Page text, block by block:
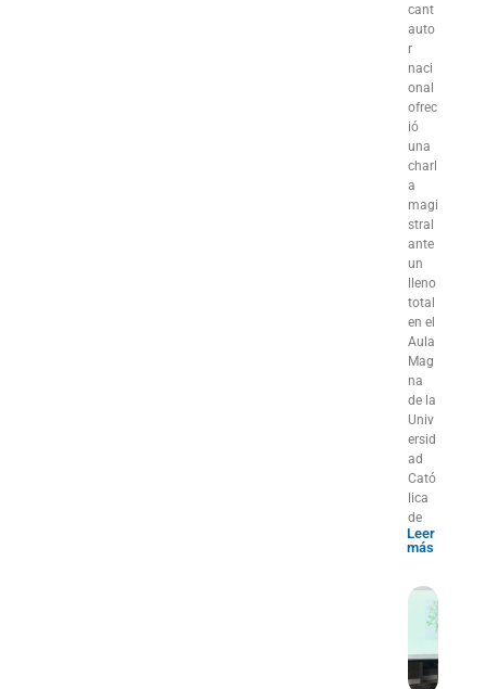
cant
auto
r
naci
onal
ofrec
ió
una
charl
a
magi
stral
ante
un
lleno
total
en el
Aula
Mag
na
de la
Univ
ersid
ad
Cató
lica
de
Leer
más